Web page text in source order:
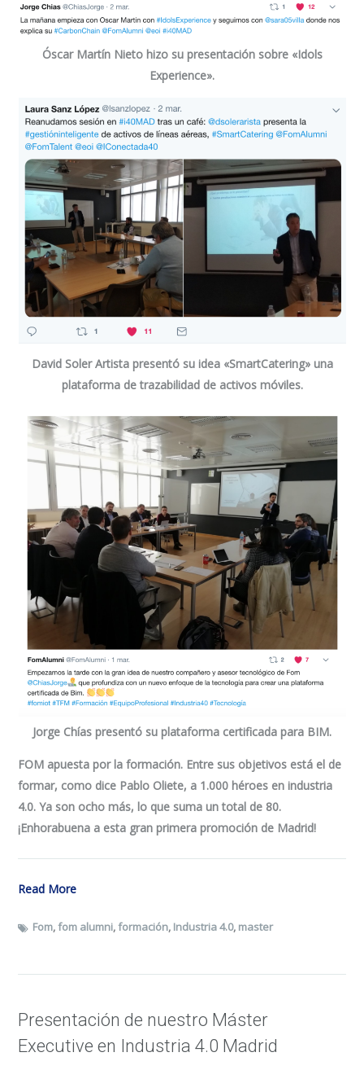
Óscar Martín Nietohizo su presentación sobre «Idols
Experience».
David Soler Artistapresentó su idea «SmartCatering» una
plataforma de trazabilidad de activos móviles.
Jorge Chías presentó su plataforma certificada para BIM.
FOM apuesta por la formación. Entre sus objetivos está el de
formar, como dice Pablo Oliete, a 1.000 héroes en industria
4.0. Ya son ocho más, lo que suma un total de 80.
¡Enhorabuena a esta gran primera promoción de Madrid!
Read More
Fom,fom alumni,formación, Industria 4.0, master
Presentación de nuestro Máster
Executive en Industria 4.0 Madrid